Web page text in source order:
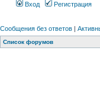
Вход Регистрация
Сообщения без ответов |
Список форумов